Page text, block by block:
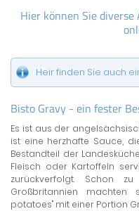
Hier können Sie
Heir finden Sie auch
Bisto Gravy - ein fester
Es ist aus der
ist eine herzhafte Sauce,
Bestandteil der
Fleisch oder Kartoffeln
zurückverfolgt. Schon
Großbritannien
potatoes" mit einer Portion